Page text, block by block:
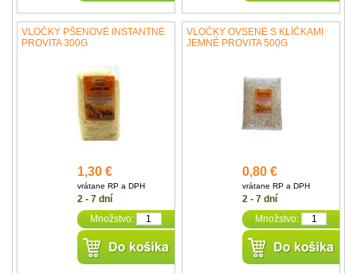
VLOČKY PŠENOVÉ INSTANTNÉ
PROVITA 300G
1,30 €
vrátane RP a DPH
2 - 7 dní
Množstvo:
VLOČKY OVSENÉ S KLÍČKAMI
JEMNÉ PROVITA 500G
0,80 €
vrátane RP a DPH
2 - 7 dní
Množstvo: